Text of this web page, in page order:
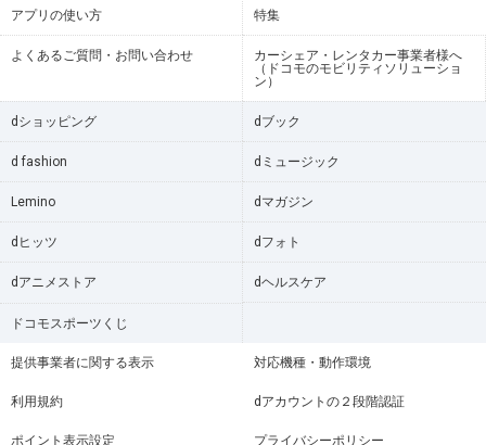
アプリの使い方 特集
よくあるご質問・お問い合わせ
カーシェア・レンタカー事業者様へ
（ドコモのモビリティソリューショ
ン）
dショッピング dブック
d fashion dミュージック
Lemino dマガジン
dヒッツ dフォト
dアニメストア dヘルスケア
ドコモスポーツくじ
提供事業者に関する表示 対応機種・動作環境
利用規約 dアカウントの２段階認証
ポイント表示設定 プライバシーポリシー